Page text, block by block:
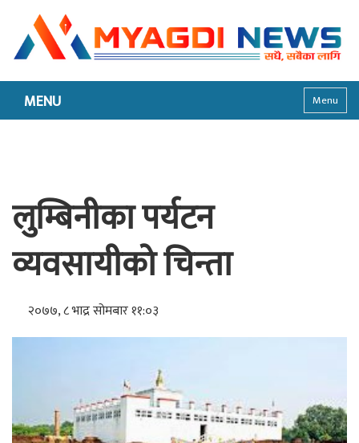
MENU Menu
लुम्बिनीका पर्यटन
व्यवसायीको चिन्ता
२०७७, ८ भाद्र सोमबार ११:०३